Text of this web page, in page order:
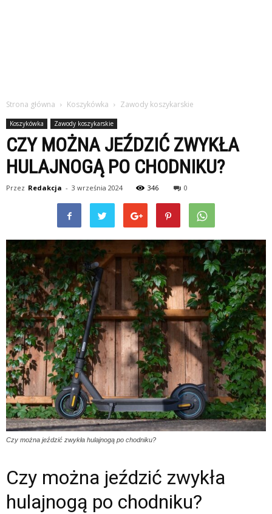
Strona główna Koszykówka Zawody koszykarskie
Koszykówka Zawody koszykarskie
CZY MOŻNA JEŹDZIĆ ZWYKŁA
HULAJNOGĄ PO CHODNIKU?
Przez Redakcja - 3 września 2024 346 0
Czy można jeździć zwykła hulajnogą po chodniku?
Czy można jeździć zwykła
hulajnogą po chodniku?